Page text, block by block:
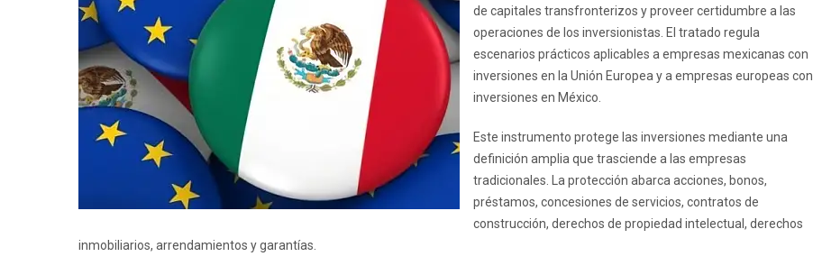
de capitales transfronterizos y proveer certidumbre a las
operaciones de los inversionistas. El tratado regula
escenarios prácticos aplicables a empresas mexicanas con
inversiones en la Unión Europea y a empresas europeas con
inversiones en México.
Este instrumento protege las inversiones mediante una
definición amplia que trasciende a las empresas
tradicionales. La protección abarca acciones, bonos,
préstamos, concesiones de servicios, contratos de
construcción, derechos de propiedad intelectual, derechos
inmobiliarios, arrendamientos y garantías.